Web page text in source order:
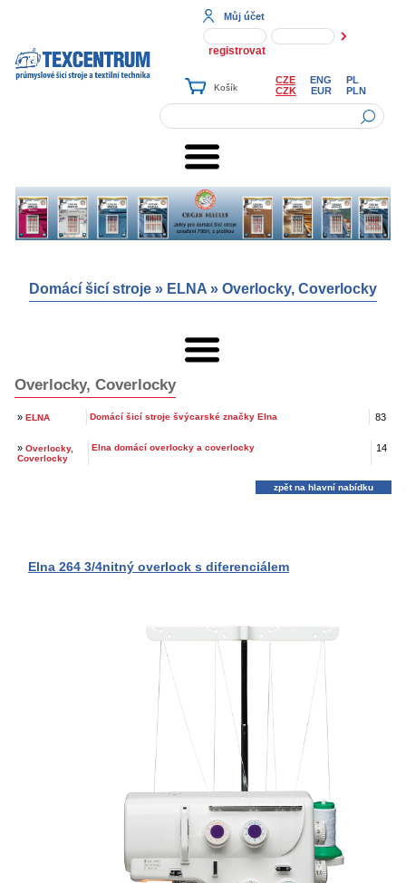
Můj účet
registrovat
CZE ENG
PL
CZK
EUR PLN
Domácí šicí stroje » ELNA » Overlocky, Coverlocky
Overlocky, Coverlocky
» ELNA Domácí šicí stroje švýcarské značky Elna 83
» Overlocky,
Coverlocky
Elna domácí overlocky a coverlocky 14
zpět na hlavní nabídku
Elna 264 3/4nitný overlock s diferenciálem